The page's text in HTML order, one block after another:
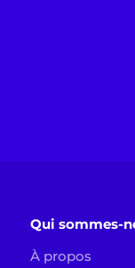
Qui sommes-
À propos